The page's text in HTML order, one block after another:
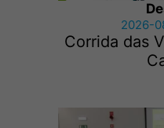
2026-
Corrida das